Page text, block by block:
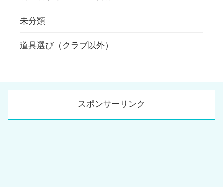
未分類
道具選び（クラブ以外）
スポンサーリンク